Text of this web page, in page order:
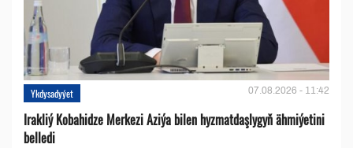
Ykdysadyýet 07.08.2026 - 11:42
Irakliý Kobahidze Merkezi Aziýa bilen hyzmatdaşlygyň ähmiýetini
belledi